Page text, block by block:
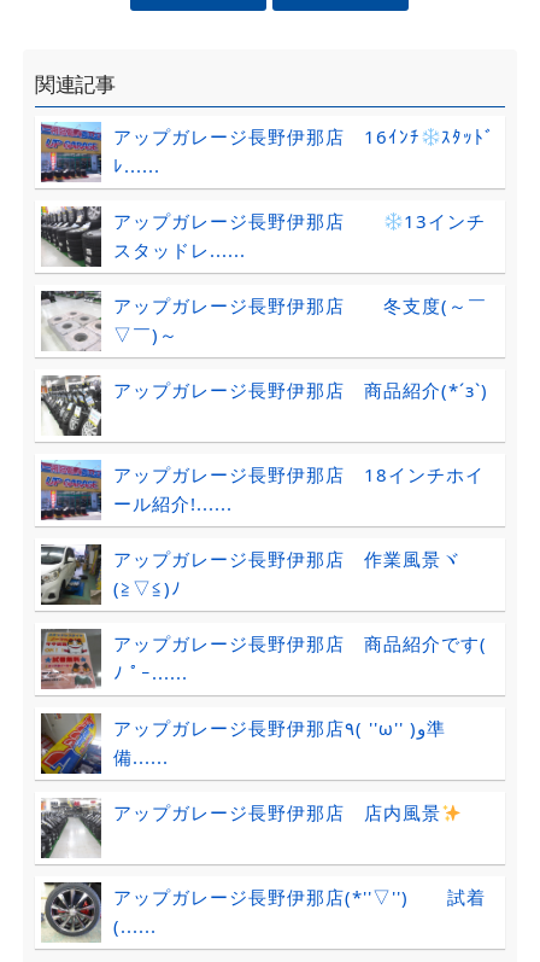
関連記事
アップガレージ長野伊那店 16ｲﾝﾁ
ｽﾀｯﾄﾞ
ﾚ......
アップガレージ長野伊那店
13インチ
スタッドレ......
アップガレージ長野伊那店 冬支度(～￣
▽￣)～
アップガレージ長野伊那店 商品紹介(*´з`)
アップガレージ長野伊那店 18インチホイ
ール紹介!......
アップガレージ長野伊那店 作業風景ヾ
(≧▽≦)ﾉ
アップガレージ長野伊那店 商品紹介です(
ﾉ ﾟｰ......
アップガレージ長野伊那店٩( ''ω'' )و準
備......
アップガレージ長野伊那店 店内風景
アップガレージ長野伊那店(*''▽'') 試着
(......